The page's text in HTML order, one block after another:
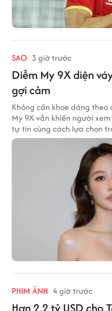
SAO 3 giờ trước
Diễm My 9X diện
gợi cảm
Không cần khoe dáng
My 9X vẫn khiến người
tự tin cùng cách lựa chọn
PHIM ẢNH 4 giờ trước
Hơn 2,2 tỷ USD cho